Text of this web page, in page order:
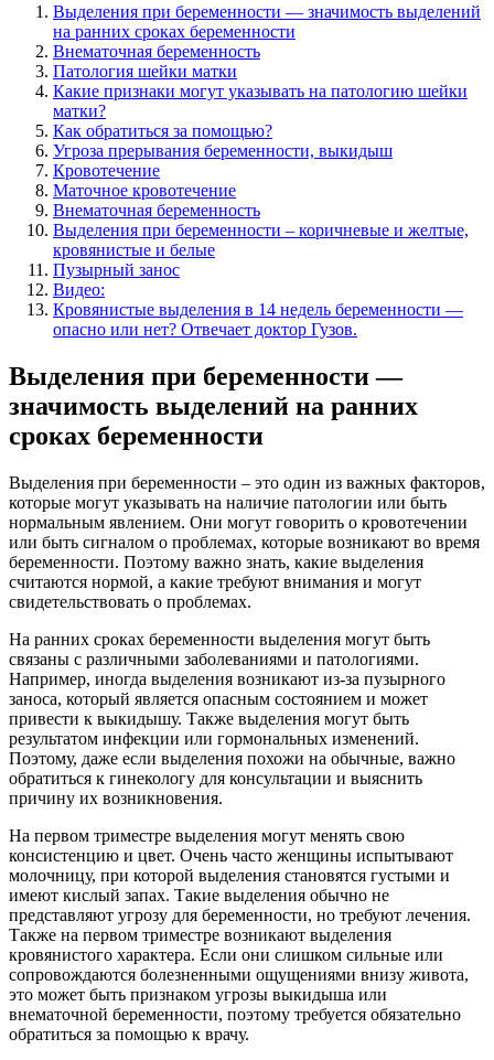
Выделения при беременности — значимость выделений
на ранних сроках беременности
Внематочная беременность
Патология шейки матки
Какие признаки могут указывать на патологию шейки
матки?
Как обратиться за помощью?
Угроза прерывания беременности, выкидыш
Кровотечение
Маточное кровотечение
Внематочная беременность
Выделения при беременности – коричневые и желтые,
кровянистые и белые
Пузырный занос
Видео:
Кровянистые выделения в 14 недель беременности —
опасно или нет? Отвечает доктор Гузов.
Выделения при беременности —
значимость выделений на ранних
сроках беременности
Выделения при беременности – это один из важных факторов,
которые могут указывать на наличие патологии или быть
нормальным явлением. Они могут говорить о кровотечении
или быть сигналом о проблемах, которые возникают во время
беременности. Поэтому важно знать, какие выделения
считаются нормой, а какие требуют внимания и могут
свидетельствовать о проблемах.
На ранних сроках беременности выделения могут быть
связаны с различными заболеваниями и патологиями.
Например, иногда выделения возникают из-за пузырного
заноса, который является опасным состоянием и может
привести к выкидышу. Также выделения могут быть
результатом инфекции или гормональных изменений.
Поэтому, даже если выделения похожи на обычные, важно
обратиться к гинекологу для консультации и выяснить
причину их возникновения.
На первом триместре выделения могут менять свою
консистенцию и цвет. Очень часто женщины испытывают
молочницу, при которой выделения становятся густыми и
имеют кислый запах. Такие выделения обычно не
представляют угрозу для беременности, но требуют лечения.
Также на первом триместре возникают выделения
кровянистого характера. Если они слишком сильные или
сопровождаются болезненными ощущениями внизу живота,
это может быть признаком угрозы выкидыша или
внематочной беременности, поэтому требуется обязательно
обратиться за помощью к врачу.